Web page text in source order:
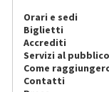
Orari e sedi
Biglietti
Accrediti
Servizi al pubblico
Come
Contatti